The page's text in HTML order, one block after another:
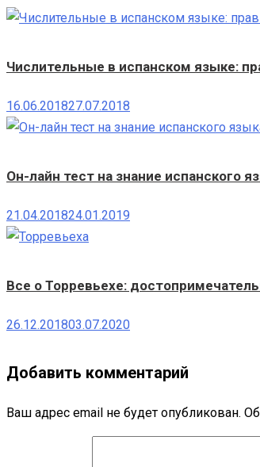
Числительные в испанском языке:
16.06.201827.07.2018
Он-лайн тест на знание испанского
21.04.201824.01.2019
Все о Торревьехе:
26.12.201803.07.2020
Добавить комментарий
Ваш адрес email не будет опубликован.